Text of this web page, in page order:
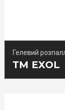
Гелевий
ТМ EXOL